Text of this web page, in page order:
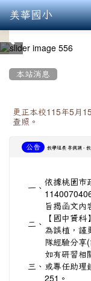
美華國小
本站消息
更正本校115年5月
查照。
公告 教學組長 李佩穎 -
一、 依據桃園市
二、
旨揭函文內
【國中資
為誤植，謹
隊經驗分享
三、
如有研習相
或專任助理
251。